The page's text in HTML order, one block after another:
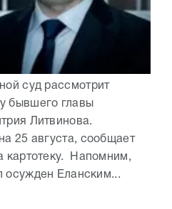
суд рассмотрит
бывшего главы
Литвинова.
25 августа, сообщает
картотеку. Напомним,
осужден Еланским...